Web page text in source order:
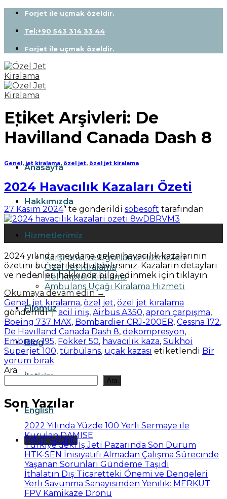
Skip
content
Forjet ile uçmak özeldir.
Tel:+90 543 314 33 44
Forjet ile uçmak özeldir.
Anasayfa
Hakkımızda
Hizmetlerimiz
Karşılama ve Uğurlama Hizmetleri
Özel Jet Kiralama
Helikopter Kiralama
Ambulans Uçağı Kiralama Hizmeti
Filomuz
Blog
İletişim
English
Teklif Formu
Etiket Arşivleri: De
Havilland Canada Dash 8
Genel , jet kiralama, özel jet, özel jet kiralama
2024 Havacılık Kazaları Özeti
27 Kasım 2024’' te gönderildi sobesoft tarafından
Kas
2024 yılında meydana gelen havacılık kazalarının
özetini bu içerikte bulabilirsiniz. Kazaların detayları
ve nedenleri hakkında bilgi edinmek için tıklayın.
Okumaya devam edin→
Genel,jet kiralama, özel jet, özel jet kiralama
gönderildi| acil iniş, Airbus A350, apron çarpışma,
Boeing 737 MAX, Bombardier CRJ-200ER, Cessna 172,
De Havilland Canada Dash 8, dekompresyon,
Embraer 195, Fokker 50, havacılık kaza, Sukhoi
Superjet 100, türbülans, uçak kazası etiketlendi Bir
yorum bırak
Ara
Ara
Son Yazılar
2022 Yılında Yüzde 100 Yerli Sermaye ile
Kurulan DAMISE
Türkiye’deki İş Jeti Pazarında Son Durum
HTK-SEN İnisiyatifi Almadan Çalışma Sürecinde
Yaşanan Sorunları Gündeme Taşıdı
İthalatın Dış Ticaretteki Önemi ve Dengeleri
Yerli Savunma Sanayisinden Yenilik: MERKÜT
FPV Kamikaze Dronu